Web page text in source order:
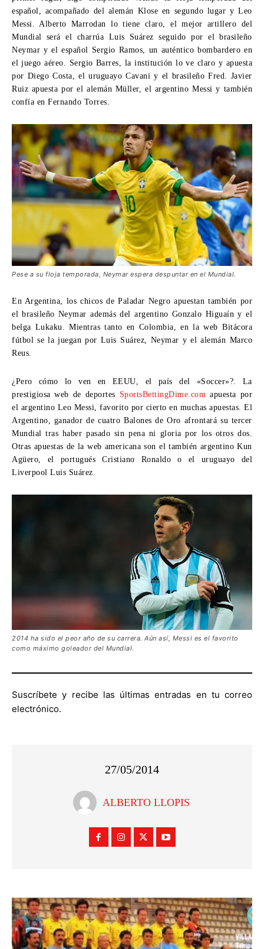
español, acompañado del alemán Klose en segundo lugar y Leo
Messi. Alberto Marrodan lo tiene claro, el mejor artillero del
Mundial será el charrúa Luis Suárez seguido por el brasileño
Neymar y el español Sergio Ramos, un auténtico bombardero en
el juego aéreo. Sergio Barres, la institución lo ve claro y apuesta
por Diego Costa, el uruguayo Cavani y el brasileño Fred. Javier
Ruiz apuesta por el alemán Müller, el argentino Messi y también
confía en Fernando Torres.
Pese a su floja temporada, Neymar espera despuntar en el Mundial.
En Argentina, los chicos dePaladar Negro apuestan también por
el brasileño Neymar además del argentino Gonzalo Higuaín y el
belga Lukaku. Mientras tanto en Colombia, en la web Bitácora
fútbol se la juegan por Luis Suárez, Neymar y el alemán Marco
Reus.
¿Pero cómo lo ven en EEUU, el país del «Soccer»?. La
prestigiosa web de deportes SportsBettingDime.com apuesta por
el argentino Leo Messi, favorito por cierto en muchas apuestas. El
Argentino, ganador de cuatro Balones de Oro afrontará su tercer
Mundial tras haber pasado sin pena ni gloria por los otros dos.
Otras apuestas de la web americana son el también argentino Kun
Agüero, el portugués Cristiano Ronaldo o el uruguayo del
Liverpool Luis Suárez.
2014 ha sido el peor año de su carrera. Aún así, Messi es el favorito
como máximo goleador del Mundial.
Suscríbete y recibe las últimas entradas en tu correo
electrónico.
27/05/2014
ALBERTO LLOPIS